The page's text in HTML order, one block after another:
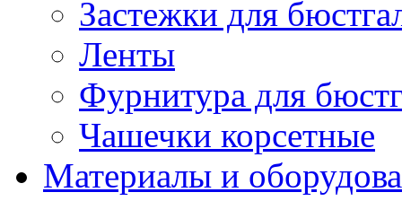
Застежки для
Ленты
Фурнитура для
Чашечки корсетные
Материалы и